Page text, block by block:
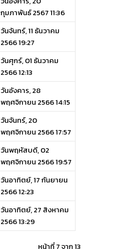
กุมภาพันธ์ 2567 11:36
วันจันทร์, 11 ธันวาคม
2566 19:27
วันศุกร์, 01 ธันวาคม
2566 12:13
วันอังคาร, 28
พฤศจิกายน 2566 14:15
วันจันทร์, 20
พฤศจิกายน 2566 17:57
วันพฤหัสบดี, 02
พฤศจิกายน 2566 19:57
วันอาทิตย์, 17 กันยายน
2566 12:23
วันอาทิตย์, 27 สิงหาคม
2566 13:29
หน้าที่ 7 จาก 13